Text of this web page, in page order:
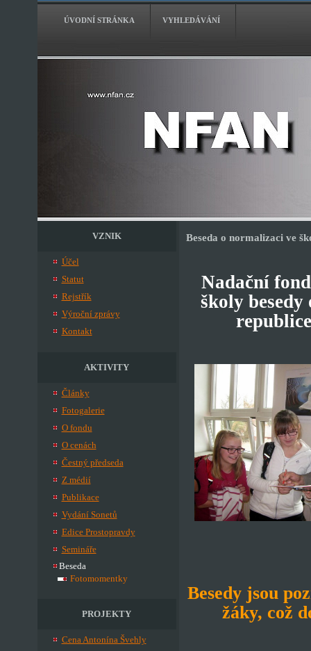
ÚVODNÍ STRÁNKA VYHLEDÁVÁNÍ
VZNIK
Účel
Statut
Rejstřík
Výroční zprávy
Kontakt
AKTIVITY
Články
Fotogalerie
O fondu
O cenách
Čestný předseda
Z médií
Publikace
Vydání Sonetů
Edice Prostopravdy
Semináře
Beseda
Fotomomentky
PROJEKTY
Cena Antonína Švehly
Beseda o normalizaci ve
Nadační
školy besedy
Besedy jsou
žáky, což